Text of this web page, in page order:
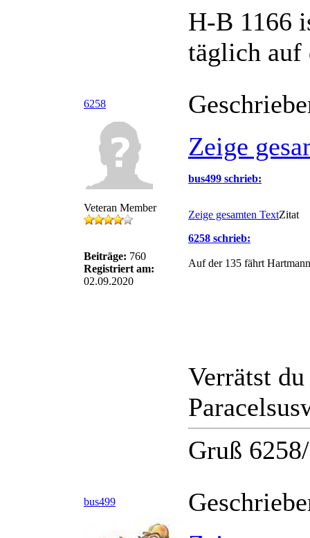
H-B 1166
täglich auf
6258
Veteran Member
Beiträge: 760
Registriert am:
02.09.2020
Zeige
bus499 schrieb:
Zeige gesamten TextZitat
6258 schrieb:
Auf der 135 fährt
H-B 1166 ist seit dem
Verrätst
Gruß
bus499